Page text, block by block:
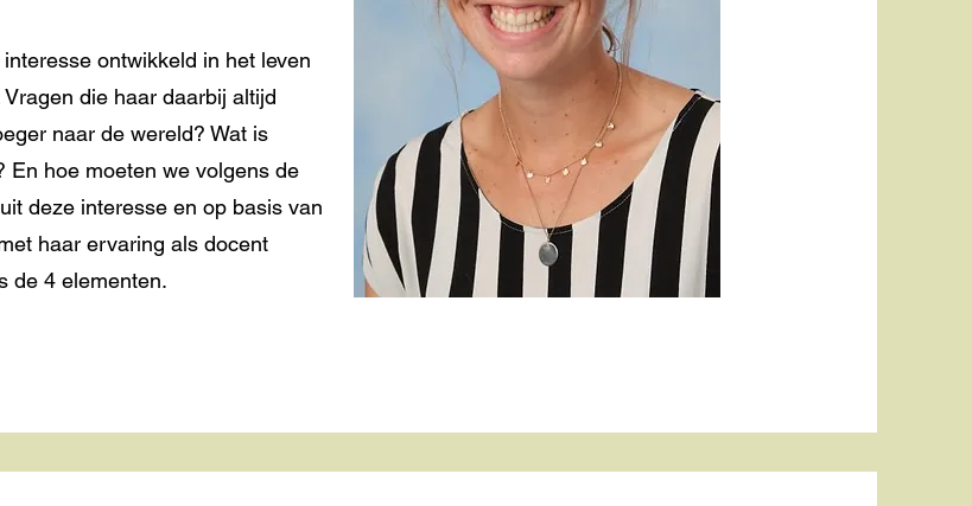
ontwikkeld in het leven
die haar daarbij altijd
naar de wereld? Wat is
En hoe moeten we volgens de
deze interesse en op basis van
haar ervaring als docent
de 4 elementen.